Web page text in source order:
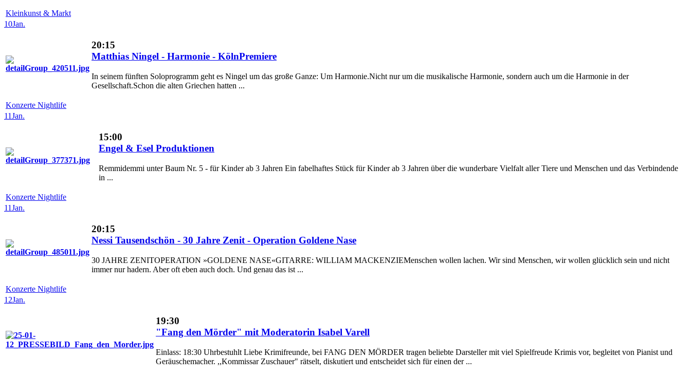
Kleinkunst & Markt
10Jan.
20:15
Matthias Ningel - Harmonie - KölnPremiere
In seinem fünften Soloprogramm geht es Ningel um das große Ganze: Um Harmonie.Nicht nur um die musikalische Harmonie, sondern auch um die Harmonie in der
Gesellschaft.Schon die alten Griechen hatten ...
Konzerte Nightlife
11Jan.
15:00
Engel & Esel Produktionen
Remmidemmi unter Baum Nr. 5 - für Kinder ab 3 Jahren Ein fabelhaftes Stück für Kinder ab 3 Jahren über die wunderbare Vielfalt aller Tiere und Menschen und das Verbindende
in ...
Konzerte Nightlife
11Jan.
20:15
Nessi Tausendschön - 30 Jahre Zenit - Operation Goldene Nase
30 JAHRE ZENITOPERATION »GOLDENE NASE«GITARRE: WILLIAM MACKENZIEMenschen wollen lachen. Wir sind Menschen, wir wollen glücklich sein und nicht
immer nur hadern. Aber oft eben auch doch. Und genau das ist ...
Konzerte Nightlife
12Jan.
19:30
"Fang den Mörder" mit Moderatorin Isabel Varell
Einlass: 18:30 Uhrbestuhlt Liebe Krimifreunde, bei FANG DEN MÖRDER tragen beliebte Darsteller mit viel Spielfreude Krimis vor, begleitet von Pianist und
Geräuschemacher. ,,Kommissar Zuschauer" rätselt, diskutiert und entscheidet sich für einen der ...